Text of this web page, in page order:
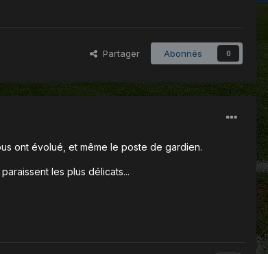
Partager Abonnés 0
ont évolué, et même le poste de gardien.
les plus délicats...